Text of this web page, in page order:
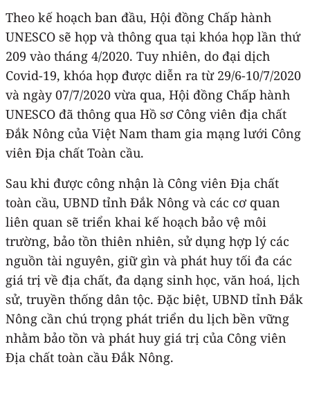
Theo kế hoạch ban đầu, Hội đồng Chấp hành
UNESCO sẽ họp và thông qua tại khóa họp lần thứ
209 vào tháng 4/2020. Tuy nhiên, do đại dịch
Covid-19, khóa họp được diễn ra từ 29/6-10/7/2020
và ngày 07/7/2020 vừa qua, Hội đồng Chấp hành
UNESCO đã thông qua Hồ sơ Công viên địa chất
Đắk Nông của Việt Nam tham gia mạng lưới Công
viên Địa chất Toàn cầu.
Sau khi được công nhận là Công viên Địa chất
toàn cầu, UBND tỉnh Đắk Nông và các cơ quan
liên quan sẽ triển khai kế hoạch bảo vệ môi
trường, bảo tồn thiên nhiên, sử dụng hợp lý các
nguồn tài nguyên, giữ gìn và phát huy tối đa các
giá trị về địa chất, đa dạng sinh học, văn hoá, lịch
sử, truyền thống dân tộc. Đặc biệt, UBND tỉnh Đắk
Nông cần chú trọng phát triển du lịch bền vững
nhằm bảo tồn và phát huy giá trị của Công viên
Địa chất toàn cầu Đắk Nông.